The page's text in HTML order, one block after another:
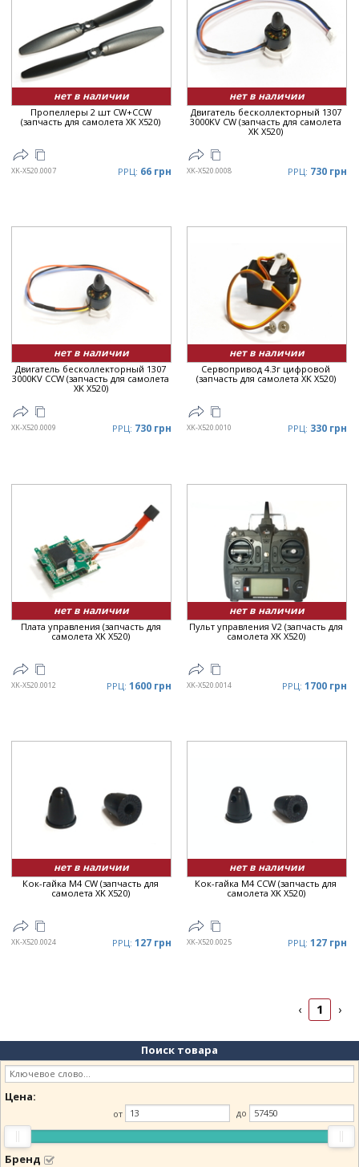
нет в наличии
Пропеллеры 2 шт СW+CCW
(запчасть для самолета XK X520)
XK-X520.0007 РРЦ: 66 грн
нет в наличии
Двигатель бесколлекторный 1307
3000KV CW (запчасть для самолета
XK X520)
XK-X520.0008 РРЦ: 730 грн
нет в наличии
Двигатель бесколлекторный 1307
3000KV CCW (запчасть для самолета
XK X520)
XK-X520.0009 РРЦ: 730 грн
нет в наличии
Сервопривод 4.3г цифровой
(запчасть для самолета XK X520)
XK-X520.0010 РРЦ: 330 грн
нет в наличии
Плата управления (запчасть для
самолета XK X520)
XK-X520.0012 РРЦ: 1600 грн
нет в наличии
Пульт управления V2 (запчасть для
самолета XK X520)
XK-X520.0014 РРЦ: 1700 грн
нет в наличии
Кок-гайка M4 CW (запчасть для
самолета XK X520)
XK-X520.0024 РРЦ: 127 грн
нет в наличии
Кок-гайка M4 CCW (запчасть для
самолета XK X520)
XK-X520.0025 РРЦ: 127 грн
‹ 1 ›
Поиск товара
Цена:
от до
Бренд